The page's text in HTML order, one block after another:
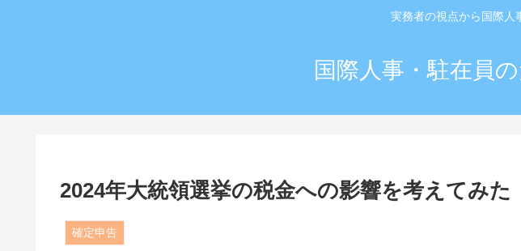
実務者の視点から国際人
国際人事・駐在員
2024年大統領選挙の税金への影響を考えてみた
確定申告